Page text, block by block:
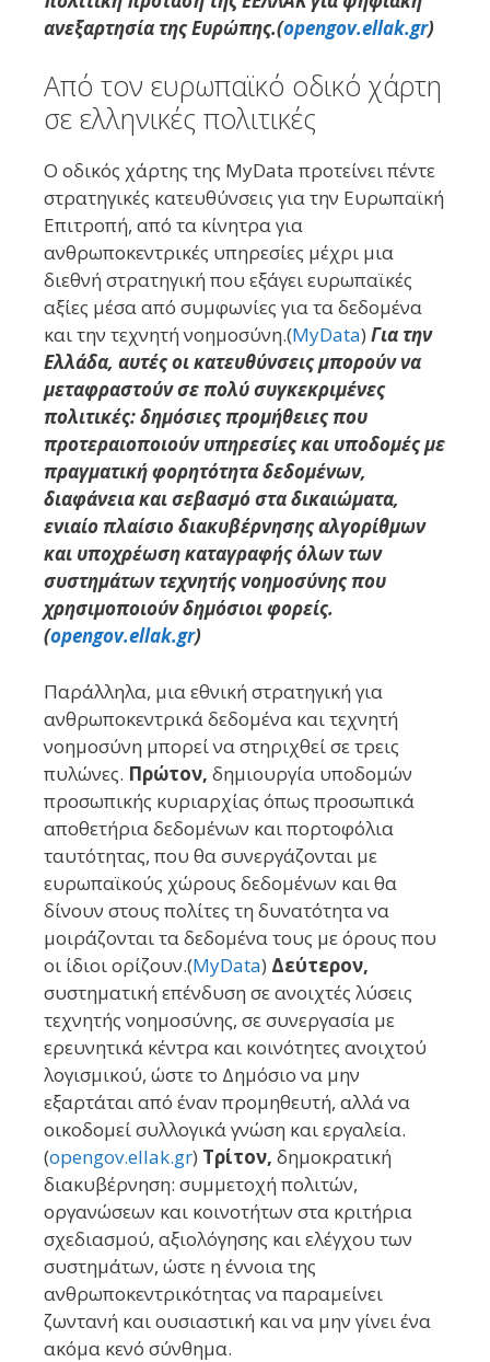
ανεξαρτησία της Ευρώπης.(opengov.ellak.gr)
Από τον ευρωπαϊκό οδικό χάρτη
σε ελληνικές πολιτικές
Ο οδικός χάρτης της MyData προτείνει πέντε
στρατηγικές κατευθύνσεις για την Ευρωπαϊκή
Επιτροπή, από τα κίνητρα για
ανθρωποκεντρικές υπηρεσίες μέχρι μια
διεθνή στρατηγική που εξάγει ευρωπαϊκές
αξίες μέσα από συμφωνίες για τα δεδομένα
και την τεχνητή νοημοσύνη.(MyData) Για την
Ελλάδα, αυτές οι κατευθύνσεις μπορούν να
μεταφραστούν σε πολύ συγκεκριμένες
πολιτικές: δημόσιες προμήθειες που
προτεραιοποιούν υπηρεσίες και υποδομές με
πραγματική φορητότητα δεδομένων,
διαφάνεια και σεβασμό στα δικαιώματα,
ενιαίο πλαίσιο διακυβέρνησης αλγορίθμων
και υποχρέωση καταγραφής όλων των
συστημάτων τεχνητής νοημοσύνης που
χρησιμοποιούν δημόσιοι φορείς.
(opengov.ellak.gr)
Παράλληλα, μια εθνική στρατηγική για
ανθρωποκεντρικά δεδομένα και τεχνητή
νοημοσύνη μπορεί να στηριχθεί σε τρεις
πυλώνες. Πρώτον, δημιουργία υποδομών
προσωπικής κυριαρχίας όπως προσωπικά
αποθετήρια δεδομένων και πορτοφόλια
ταυτότητας, που θα συνεργάζονται με
ευρωπαϊκούς χώρους δεδομένων και θα
δίνουν στους πολίτες τη δυνατότητα να
μοιράζονται τα δεδομένα τους με όρους που
οι ίδιοι ορίζουν.(MyData) Δεύτερον,
συστηματική επένδυση σε ανοιχτές λύσεις
τεχνητής νοημοσύνης, σε συνεργασία με
ερευνητικά κέντρα και κοινότητες ανοιχτού
λογισμικού, ώστε το Δημόσιο να μην
εξαρτάται από έναν προμηθευτή, αλλά να
οικοδομεί συλλογικά γνώση και εργαλεία.
(opengov.ellak.gr) Τρίτον, δημοκρατική
διακυβέρνηση: συμμετοχή πολιτών,
οργανώσεων και κοινοτήτων στα κριτήρια
σχεδιασμού, αξιολόγησης και ελέγχου των
συστημάτων, ώστε η έννοια της
ανθρωποκεντρικότητας να παραμείνει
ζωντανή και ουσιαστική και να μην γίνει ένα
ακόμα κενό σύνθημα.